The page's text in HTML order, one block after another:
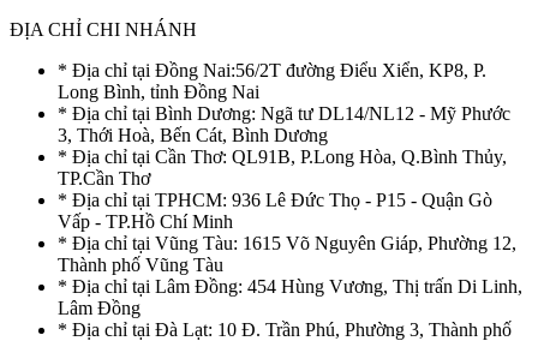
ĐỊA CHỈ CHI NHÁNH
* Địa chỉ tại Đồng Nai:56/2T đường Điểu Xiển, KP8, P.
Long Bình, tỉnh Đồng Nai
* Địa chỉ tại Bình Dương: Ngã tư DL14/NL12 - Mỹ Phước
3, Thới Hoà, Bến Cát, Bình Dương
* Địa chỉ tại Cần Thơ: QL91B, P.Long Hòa, Q.Bình Thủy,
TP.Cần Thơ
* Địa chỉ tại TPHCM: 936 Lê Đức Thọ - P15 - Quận Gò
Vấp - TP.Hồ Chí Minh
* Địa chỉ tại Vũng Tàu: 1615 Võ Nguyên Giáp, Phường 12,
Thành phố Vũng Tàu
* Địa chỉ tại Lâm Đồng: 454 Hùng Vương, Thị trấn Di Linh,
Lâm Đồng
* Địa chỉ tại Đà Lạt: 10 Đ. Trần Phú, Phường 3, Thành phố